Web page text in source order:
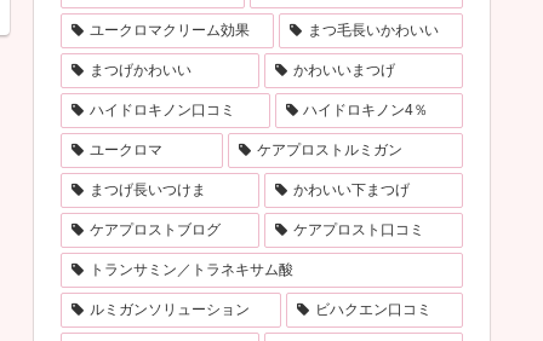
ユークロマクリーム効果 まつ毛長いかわいい
まつげかわいい かわいいまつげ
ハイドロキノン口コミ ハイドロキノン4％
ユークロマ ケアプロストルミガン
まつげ長いつけま かわいい下まつげ
ケアプロストブログ ケアプロスト口コミ
トランサミン／トラネキサム酸
ルミガンソリューション ビハクエン口コミ